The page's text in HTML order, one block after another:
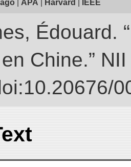
APA Harvard IEEE
Édouard.
Chine.”